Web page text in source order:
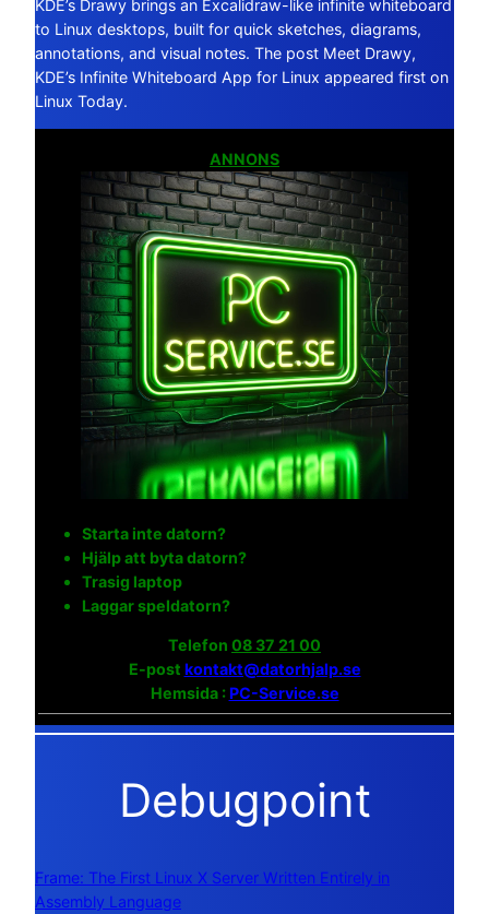
KDE’s Drawy brings an Excalidraw-like infinite whiteboard
to Linux desktops, built for quick sketches, diagrams,
annotations, and visual notes. The post Meet Drawy,
KDE’s Infinite Whiteboard App for Linux appeared first on
Linux Today.
ANNONS
Starta inte datorn?
Hjälp att byta datorn?
Trasig laptop
Laggar speldatorn?
Telefon 08 37 21 00
E-post kontakt@datorhjalp.se
Hemsida :PC-Service.se
Debugpoint
Frame: The First Linux X Server Written Entirely in
Assembly Language